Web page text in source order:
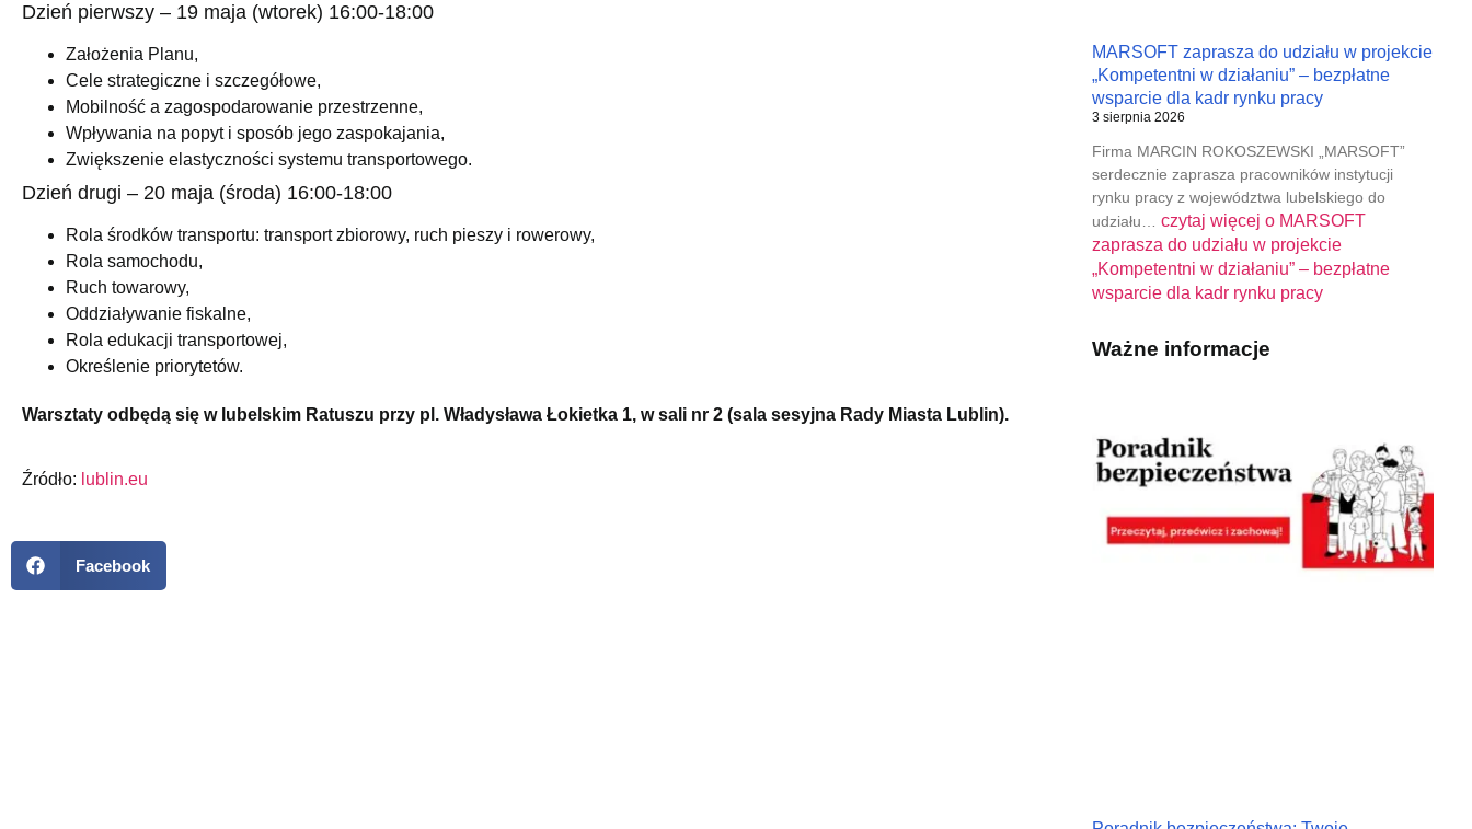
Dzień pierwszy – 19 maja (wtorek) 16:00-18:00
Założenia Planu,
Cele strategiczne i szczegółowe,
Mobilność a zagospodarowanie przestrzenne,
Wpływania na popyt i sposób jego zaspokajania,
Zwiększenie elastyczności systemu transportowego.
Dzień drugi – 20 maja (środa) 16:00-18:00
Rola środków transportu: transport zbiorowy, ruch pieszy i rowerowy,
Rola samochodu,
Ruch towarowy,
Oddziaływanie fiskalne,
Rola edukacji transportowej,
Określenie priorytetów.
Warsztaty odbędą się w lubelskim Ratuszu przy pl. Władysława Łokietka 1, w sali nr 2 (sala sesyjna Rady Miasta Lublin).
Źródło: lublin.eu
Facebook
MARSOFT zaprasza do udziału w projekcie
„Kompetentni w działaniu” – bezpłatne
wsparcie dla kadr rynku pracy
3 sierpnia 2026
Firma MARCIN ROKOSZEWSKI „MARSOFT”
serdecznie zaprasza pracowników instytucji
rynku pracy z województwa lubelskiego do
udziału… czytaj więcej oMARSOFT
zaprasza do udziału w projekcie
„Kompetentni w działaniu” – bezpłatne
wsparcie dla kadr rynku pracy
Ważne informacje